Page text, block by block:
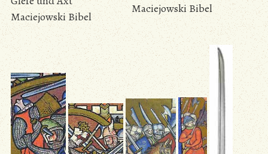
Maciejowski Bibel
Maciejowski Bibel